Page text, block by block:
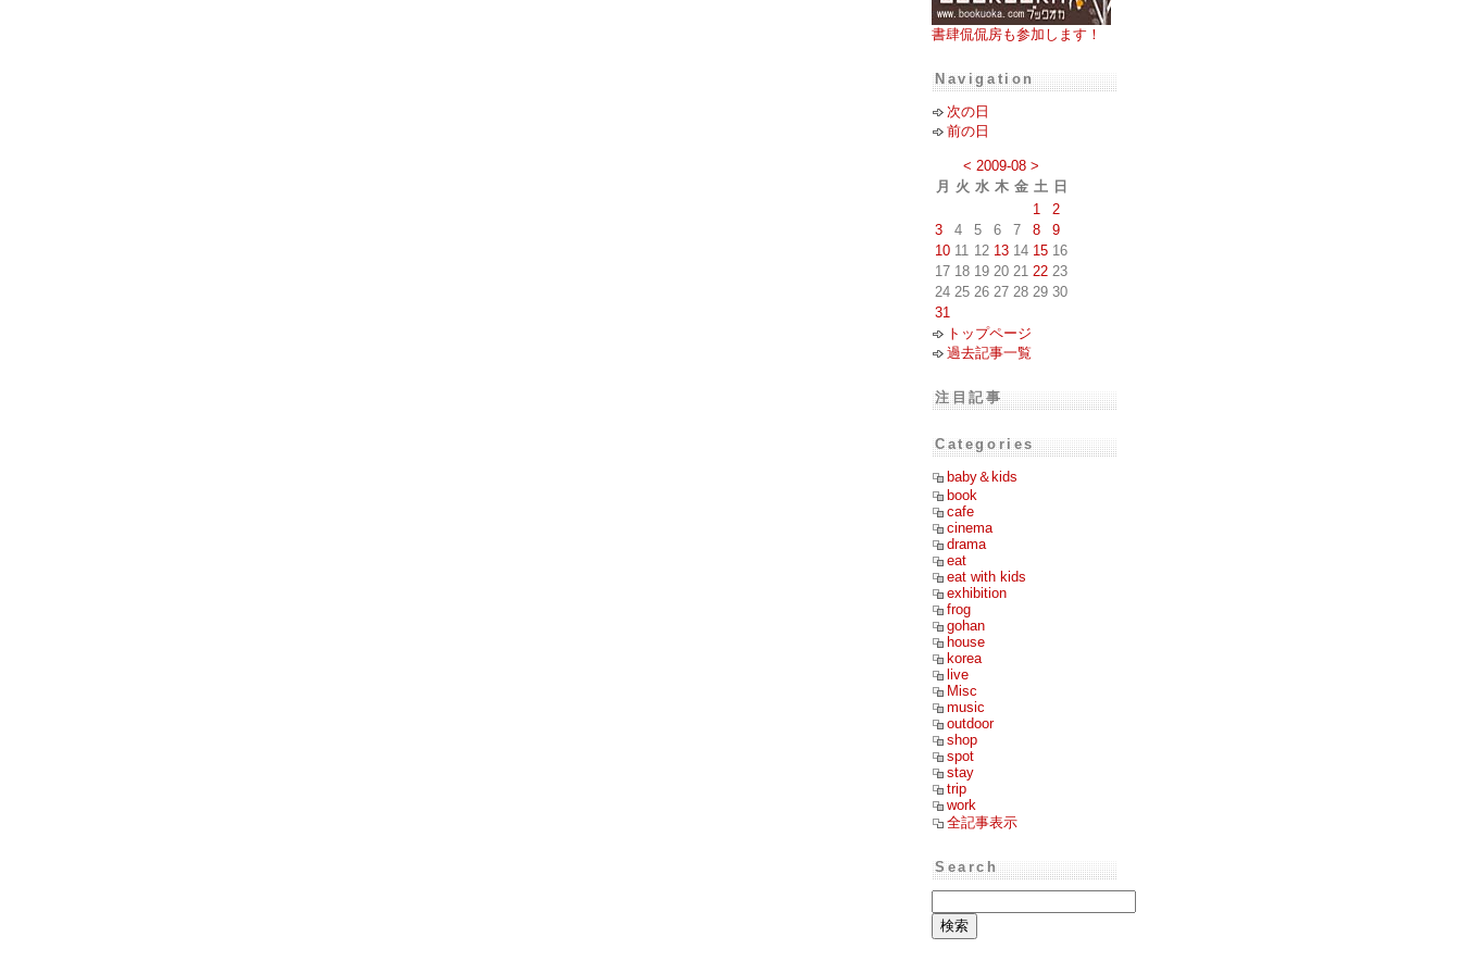
書肆侃侃房も参加します！
Navigation
次の日
前の日
< 2009-08 >
月
火 水 木 金 土 日
1
2
3
4 5 6 7 8
9
10 11 12 13 14 15 16
17 18 19 20 21 22 23
24 25 26 27 28 29 30
31
トップページ
過去記事一覧
注目記事
Categories
baby＆kids
book
cafe
cinema
drama
eat
eat with kids
exhibition
frog
gohan
house
korea
live
Misc
music
outdoor
shop
spot
stay
trip
work
全記事表示
Search